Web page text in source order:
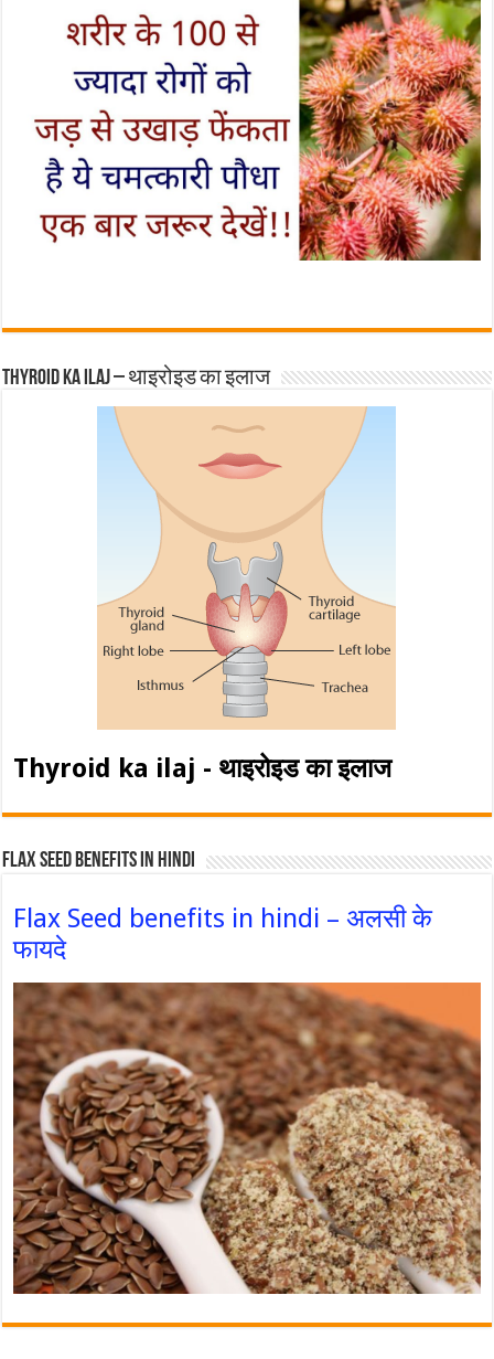
Thyroid ka ilaj – थाइरोइड का इलाज
Thyroid ka ilaj - थाइरोइड का इलाज
Flax Seed Benefits in hindi
Flax Seed benefits in hindi – अलसी के
फायदे